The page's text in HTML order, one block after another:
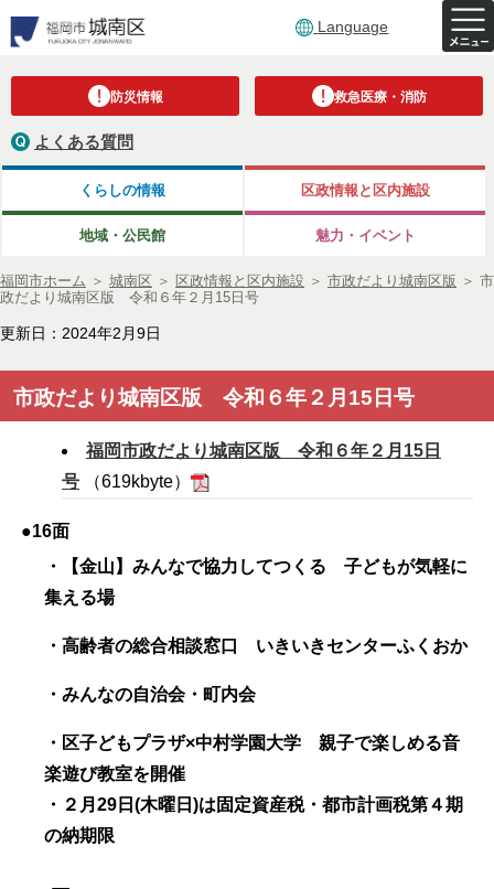
Language
防災情報 救急医療・消防
よくある質問
くらしの情報 区政情報と区内施設
地域・公民館 魅力・イベント
福岡市ホーム ＞ 城南区 ＞ 区政情報と区内施設 ＞ 市政だより城南区版 ＞ 市
政だより城南区版 令和６年２月15日号
更新日：2024年2月9日
市政だより城南区版 令和６年２月15日号
福岡市政だより城南区版 令和６年２月15日
号 （619kbyte）
●16面
・【金山】みんなで協力してつくる 子どもが気軽に
集える場
・高齢者の総合相談窓口 いきいきセンターふくおか
・みんなの自治会・町内会
・区子どもプラザ×中村学園大学 親子で楽しめる音
楽遊び教室を開催
・２月 29 日 (木曜日 )は固定資産税・都市計画税第４期
の納期限